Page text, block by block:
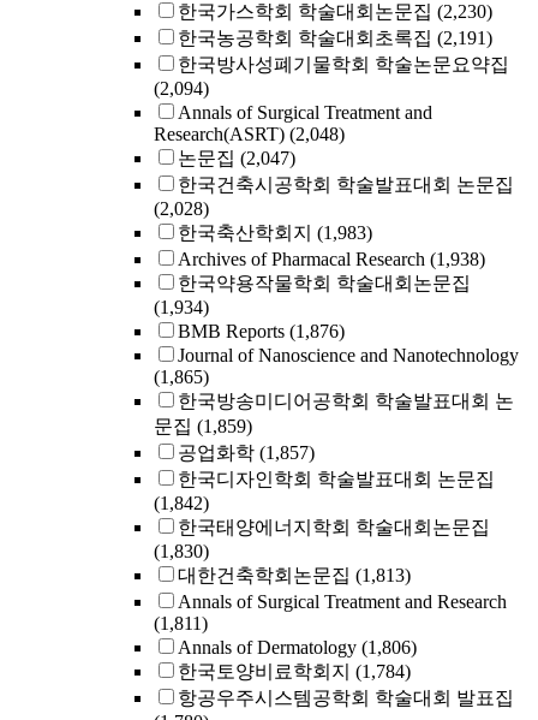
한국가스학회 학술대회논문집 (2,230)
한국농공학회 학술대회초록집 (2,191)
한국방사성폐기물학회 학술논문요약집
(2,094)
Annals of Surgical Treatment and
Research(ASRT) (2,048)
논문집 (2,047)
한국건축시공학회 학술발표대회 논문집
(2,028)
한국축산학회지 (1,983)
Archives of Pharmacal Research (1,938)
한국약용작물학회 학술대회논문집
(1,934)
BMB Reports (1,876)
Journal of Nanoscience and Nanotechnology
(1,865)
한국방송미디어공학회 학술발표대회 논
문집 (1,859)
공업화학 (1,857)
한국디자인학회 학술발표대회 논문집
(1,842)
한국태양에너지학회 학술대회논문집
(1,830)
대한건축학회논문집 (1,813)
Annals of Surgical Treatment and Research
(1,811)
Annals of Dermatology (1,806)
한국토양비료학회지 (1,784)
항공우주시스템공학회 학술대회 발표집